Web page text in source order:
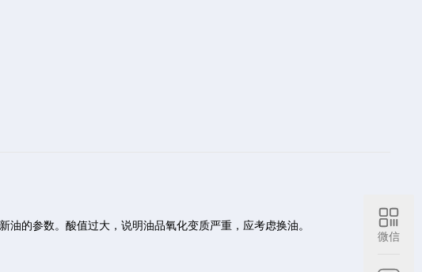
的参数。酸值过大，说明油品氧化变质严重，应考虑换油。
微信